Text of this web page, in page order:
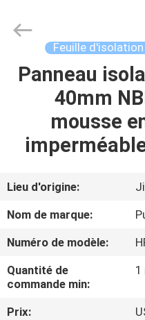
MAISON
PRODUITS
SUJET
DE
NOUS
VISITE
D'USINE
Commerce
Reserved.
Feuille
Panneau
40mm
mousse
Lieu d'origine:
Nom de marque:
Numéro de modèle:
Quantité de
commande min:
1
Prix: